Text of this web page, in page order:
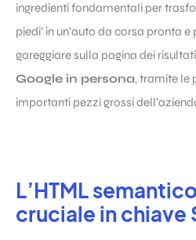
ingredienti fondamentali per
piedi’ in un’auto da corsa pronta
gareggiare sulla pagina dei
Google in persona, tramite le
importanti pezzi grossi
L’HTML
cruciale in chiave